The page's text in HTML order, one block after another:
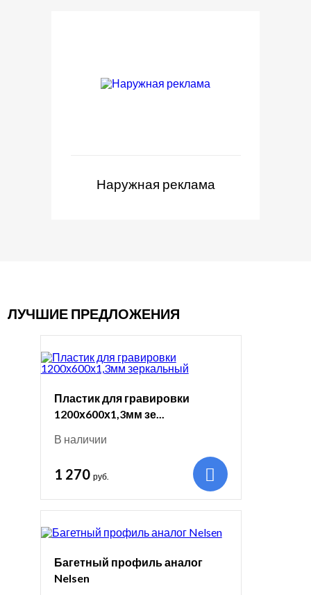
Наружная реклама
ЛУЧШИЕ ПРЕДЛОЖЕНИЯ
Пластик для гравировки
1200х600х1,3мм зе...
В наличии
1 270 руб.
Багетный профиль аналог
Nelsen